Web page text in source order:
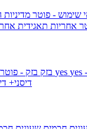
שימוש - פוטר
אחריות תאגידית
בזק בזק - פוטר yes
דיסני+